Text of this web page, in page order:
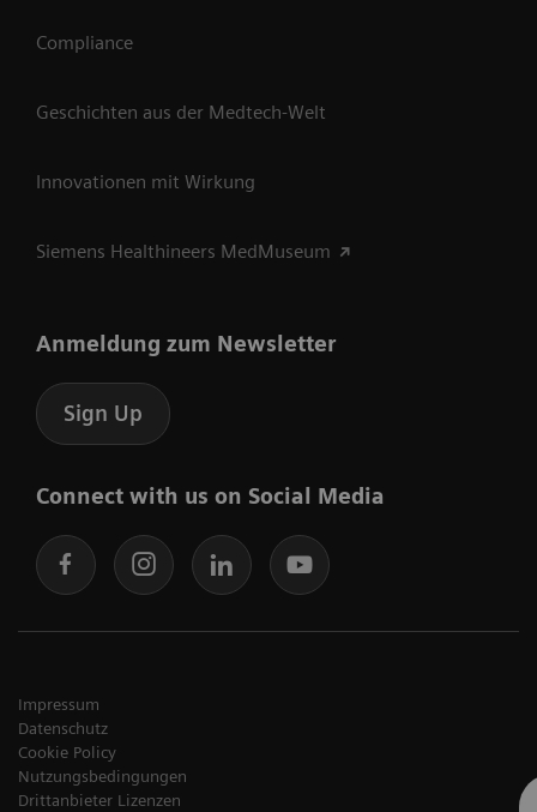
Compliance
Geschichten aus der Medtech-Welt
Innovationen mit Wirkung
Siemens Healthineers MedMuseum
Anmeldung zum Newsletter
Sign Up
Connect with us on Social Media
Impressum
Datenschutz
Cookie Policy
Nutzungsbedingungen
Drittanbieter Lizenzen